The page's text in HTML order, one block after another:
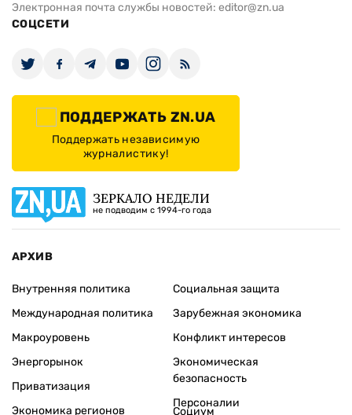
Электронная почта службы новостей: editor@zn.ua
СОЦСЕТИ
ПОДДЕРЖАТЬ ZN.UA
Поддержать независимую
журналистику!
ЗЕРКАЛО НЕДЕЛИ
не подводим с 1994-го года
АРХИВ
Внутренняя политика
Международная политика
Макроуровень
Энергорынок
Приватизация
Экономика регионов
Социальная защита
Зарубежная экономика
Конфликт интересов
Экономическая
безопасность
Персоналии
Социум